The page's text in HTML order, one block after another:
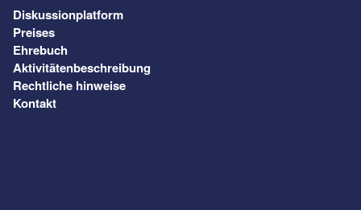
Diskussionplatform
Preises
Ehrebuch
Aktivitätenbeschreibung
Rechtliche hinweise
Kontakt